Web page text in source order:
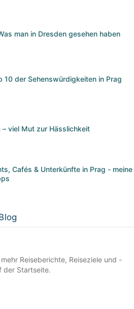
man in Dresden gesehen haben
10 der Sehenswürdigkeiten in Prag
– viel Mut zur Hässlichkeit
Cafés & Unterkünfte in Prag - meine
Reiseberichte, Reiseziele und -
der Startseite.